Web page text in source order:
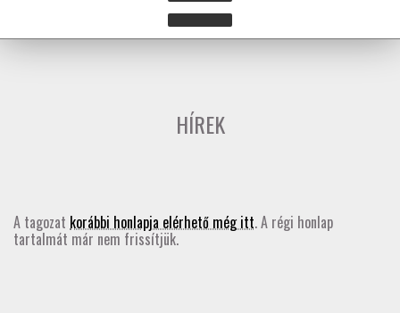
TOVÁBBKÉPZÉSEK
HÍREK
A tagozat korábbi honlapja elérhető még itt. A régi honlap
tartalmát már nem frissítjük.